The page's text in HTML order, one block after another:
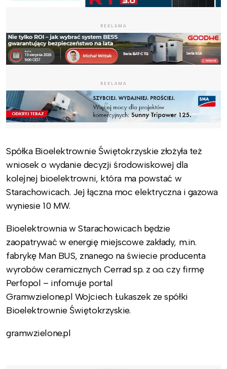
REKLAMA
REKLAMA
Spółka Bioelektrownie Świętokrzyskie złożyła też
wniosek o wydanie decyzji środowiskowej dla
kolejnej bioelektrowni, która ma powstać w
Starachowicach. Jej łączna moc elektryczna i gazowa
wyniesie 10 MW.
Bioelektrownia w Starachowicach będzie
zaopatrywać w energię miejscowe zakłady, m.in.
fabrykę Man BUS, znanego na świecie producenta
wyrobów ceramicznych Cerrad sp. z o.o. czy firmę
Perfopol – infomuje portal
Gramwzielone.pl Wojciech Łukaszek ze spółki
Bioelektrownie Świętokrzyskie.
gramwzielone.pl